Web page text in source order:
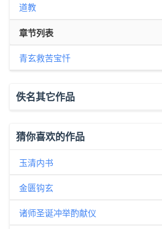
道教
章节列表
青玄救苦宝忏
佚名其它作品
猜你喜欢的作品
玉清内书
金匮钩玄
诸师圣诞冲举酌献仪